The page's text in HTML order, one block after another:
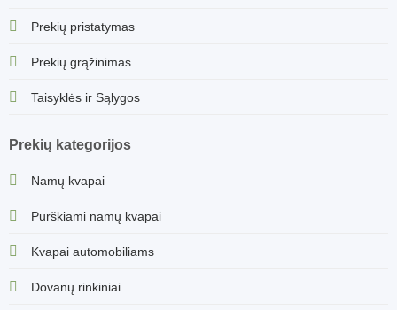
Prekių pristatymas
Prekių grąžinimas
Taisyklės ir Sąlygos
Prekių kategorijos
Namų kvapai
Purškiami namų kvapai
Kvapai automobiliams
Dovanų rinkiniai